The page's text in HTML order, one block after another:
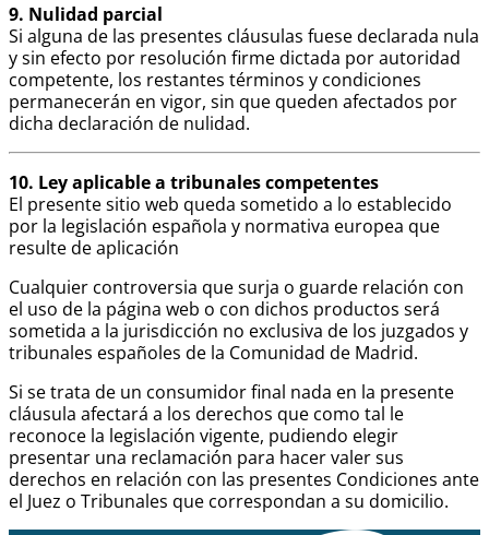
9. Nulidad parcial
Si alguna de las presentes cláusulas fuese declarada nula
y sin efecto por resolución firme dictada por autoridad
competente, los restantes términos y condiciones
permanecerán en vigor, sin que queden afectados por
dicha declaración de nulidad.
10. Ley aplicable a tribunales competentes
El presente sitio web queda sometido a lo establecido
por la legislación española y normativa europea que
resulte de aplicación
Cualquier controversia que surja o guarde relación con
el uso de la página web o con dichos productos será
sometida a la jurisdicción no exclusiva de los juzgados y
tribunales españoles de la Comunidad de Madrid.
Si se trata de un consumidor final nada en la presente
cláusula afectará a los derechos que como tal le
reconoce la legislación vigente, pudiendo elegir
presentar una reclamación para hacer valer sus
derechos en relación con las presentes Condiciones ante
el Juez o Tribunales que correspondan a su domicilio.